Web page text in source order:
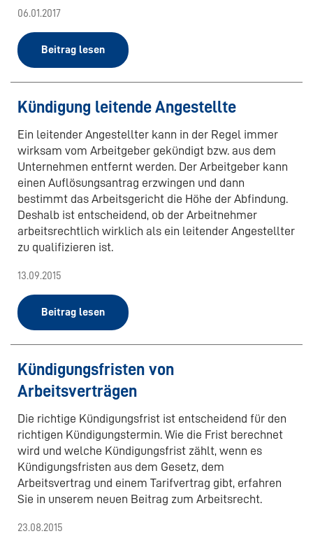
06.01.2017
Beitrag lesen
Kündigung leitende Angestellte
Ein leitender Angestellter kann in der Regel immer
wirksam vom Arbeitgeber gekündigt bzw. aus dem
Unternehmen entfernt werden. Der Arbeitgeber kann
einen Auflösungsantrag erzwingen und dann
bestimmt das Arbeitsgericht die Höhe der Abfindung.
Deshalb ist entscheidend, ob der Arbeitnehmer
arbeitsrechtlich wirklich als ein leitender Angestellter
zu qualifizieren ist.
13.09.2015
Beitrag lesen
Kündigungsfristen von
Arbeitsverträgen
Die richtige Kündigungsfrist ist entscheidend für den
richtigen Kündigungstermin. Wie die Frist berechnet
wird und welche Kündigungsfrist zählt, wenn es
Kündigungsfristen aus dem Gesetz, dem
Arbeitsvertrag und einem Tarifvertrag gibt, erfahren
Sie in unserem neuen Beitrag zum Arbeitsrecht.
23.08.2015